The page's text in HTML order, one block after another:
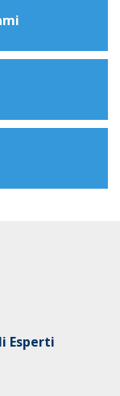
Esperti